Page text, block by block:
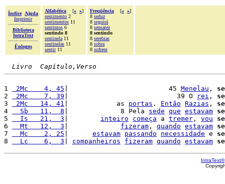
Índice
Ajuda
Imprimir
Biblioteca
IntraText
Èulogos
Alfabética [« »]
sentimento 2
sentimentos 11
sentimos 6
sentindo 8
sentinela 11
sentinelas 11
sentir11
Freqüência [« »]
8 seduz
8 seguirá
8 sensatez
8 sentindo
8 serebias
8 sobra
8 sofrem
Livro  Capítulo,Verso
1 2Mc    4, 45 |                         45 Menelau ,
2
2Mc    7, 39 |                           39 O rei ,
3
2Mc   14, 41 |            as portas . Então Razias ,
4
  Sb   11,  8
|             8 Pela sede que estavam
5
  Is   21,  3
inteiro começa a tremer , vou
6
  Mt   12,  3
fizeram , quando estavam
7
  Mc    2, 25
estavam passando necessidade e
8
  Lc    6,  3
companheiros fizeram quando estavam
IntraText®